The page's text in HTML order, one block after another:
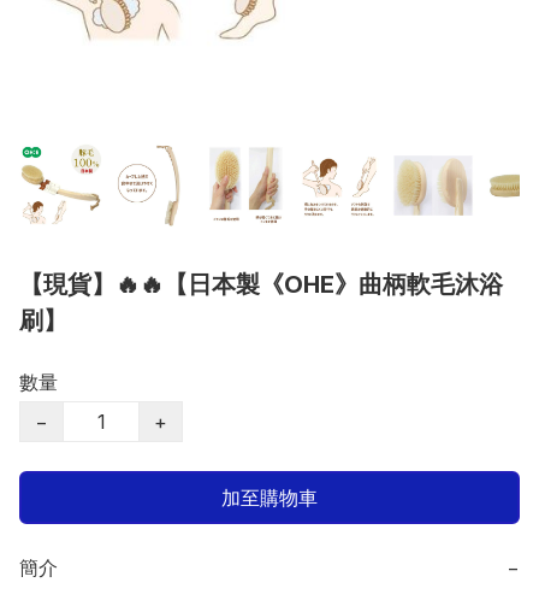
【現貨】🔥🔥【日本製《OHE》曲柄軟毛沐浴
刷】
數量
−
+
加至購物車
簡介 −